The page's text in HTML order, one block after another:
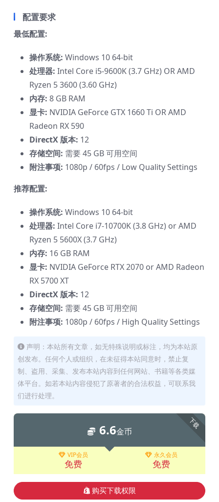
配置要求
最低配置:
操作系统: Windows 10 64-bit
处理器: Intel Core i5-9600K (3.7 GHz) OR AMD
Ryzen 5 3600 (3.60 GHz)
内存: 8 GB RAM
显卡: NVIDIA GeForce GTX 1660 Ti OR AMD
Radeon RX 590
DirectX 版本: 12
存储空间: 需要 45 GB 可用空间
附注事项: 1080p / 60fps / Low Quality Settings
推荐配置:
操作系统: Windows 10 64-bit
处理器: Intel Core i7-10700K (3.8 GHz) or AMD
Ryzen 5 5600X (3.7 GHz)
内存: 16 GB RAM
显卡: NVIDIA GeForce RTX 2070 or AMD Radeon
RX 5700 XT
DirectX 版本: 12
存储空间: 需要 45 GB 可用空间
附注事项: 1080p / 60fps / High Quality Settings
声明：本站所有文章，如无特殊说明或标注，均为本站原
创发布。任何个人或组织，在未征得本站同意时，禁止复
制、盗用、采集、发布本站内容到任何网站、书籍等各类媒
体平台。如若本站内容侵犯了原著者的合法权益，可联系我
们进行处理。
下载
6.6金币
VIP会员
免费
永久会员
免费
购买下载权限